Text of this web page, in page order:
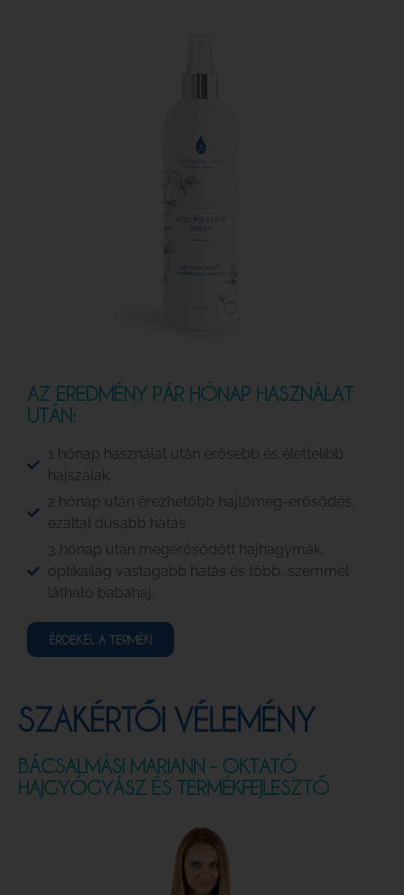
AZ EREDMÉNY PÁR HÓNAP HASZNÁLAT
UTÁN:
1 hónap használat után erősebb és élettelibb
hajszálak.
2 hónap után érezhetőbb hajtömeg-erősödés,
ezáltal dúsabb hatás.
3 hónap után megerősödött hajhagymák,
optikailag vastagabb hatás és több, szemmel
látható babahaj.
ÉRDEKEL A TERMÉK!
SZAKÉRTŐI VÉLEMÉNY
BÁCSALMÁSI MARIANN - OKTATÓ
HAJGYÓGYÁSZ ÉS TERMÉKFEJLESZTŐ